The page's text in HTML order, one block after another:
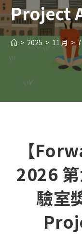
Project
> 2025 > 11 月 > 7
【
2026
驗室